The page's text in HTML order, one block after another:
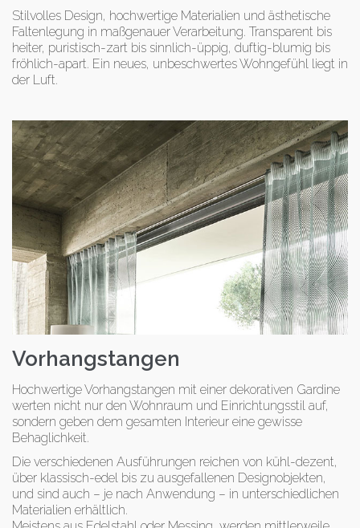
Stilvolles Design, hochwertige Materialien und ästhetische
Faltenlegung in maßgenauer Verarbeitung. Transparent bis
heiter, puristisch-zart bis sinnlich-üppig, duftig-blumig bis
fröhlich-apart. Ein neues, unbeschwertes Wohngefühl liegt in
der Luft.
Vorhangstangen
Hochwertige Vorhangstangen mit einer dekorativen Gardine
werten nicht nur den Wohnraum und Einrichtungsstil auf,
sondern geben dem gesamten Interieur eine gewisse
Behaglichkeit.
Die verschiedenen Ausführungen reichen von kühl-dezent,
über klassisch-edel bis zu ausgefallenen Designobjekten,
und sind auch – je nach Anwendung – in unterschiedlichen
Materialien erhältlich.